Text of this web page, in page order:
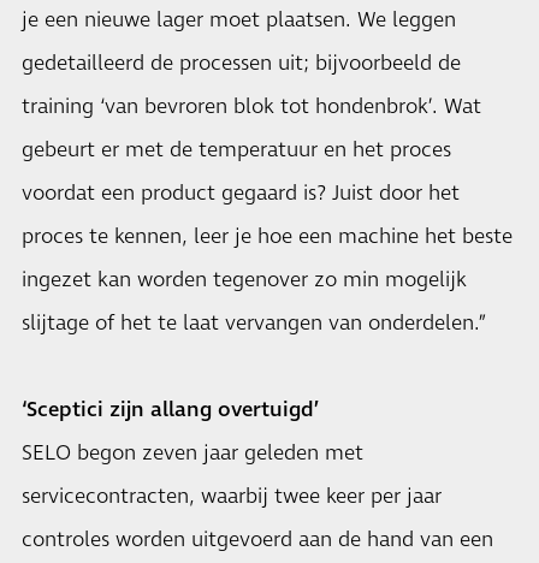
je een nieuwe lager moet plaatsen. We leggen
gedetailleerd de processen uit; bijvoorbeeld de
training ‘van bevroren blok tot hondenbrok’. Wat
gebeurt er met de temperatuur en het proces
voordat een product gegaard is? Juist door het
proces te kennen, leer je hoe een machine het beste
ingezet kan worden tegenover zo min mogelijk
slijtage of het te laat vervangen van onderdelen.”
‘Sceptici zijn allang overtuigd’
SELO begon zeven jaar geleden met
servicecontracten, waarbij twee keer per jaar
controles worden uitgevoerd aan de hand van een